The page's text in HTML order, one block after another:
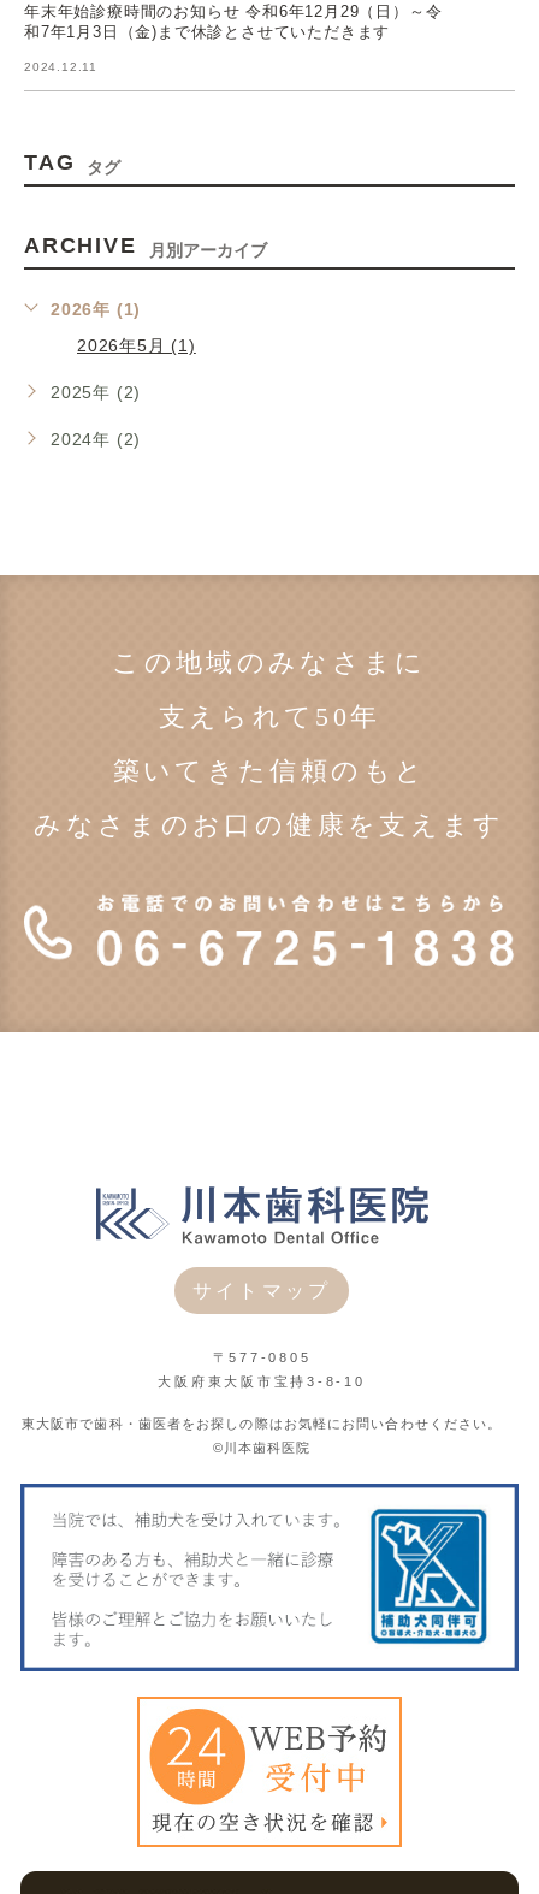
年末年始診療時間のお知らせ 令和6年12月29（日）～令
和7年1月3日（金)まで休診とさせていただきます
2024.12.11
TAG タグ
ARCHIVE 月別アーカイブ
2026年 (1)
2026年5月 (1)
2025年 (2)
2024年 (2)
この地域のみなさまに
支えられて50年
築いてきた信頼のもと
みなさまのお口の健康を支えます
サイトマップ
〒577-0805
大阪府東大阪市宝持3-8-10
東大阪市で歯科・歯医者をお探しの際はお気軽にお問い合わせください。
©川本歯科医院